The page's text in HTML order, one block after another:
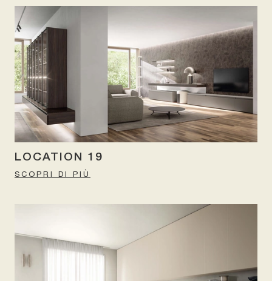
LOCATION 19
SCOPRI DI PIÙ